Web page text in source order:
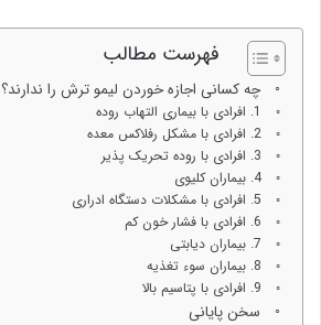
فهرست مطالب
چه کسانی اجازه خوردن لیمو ترش را ندارند؟
1. افرادی با بیماری التهاب روده
2. افرادی با مشکل رفلاکس معده
3. افرادی با روده تحریک پذیر
4. بیماران کلیوی
5. افرادی با مشکلات دستگاه ادراری
6. افرادی با فشار خون کم
7. بیماران دیابتی
8. بیماران سوء تغذیه
9. افرادی با پتاسیم بالا
سخن پایانی